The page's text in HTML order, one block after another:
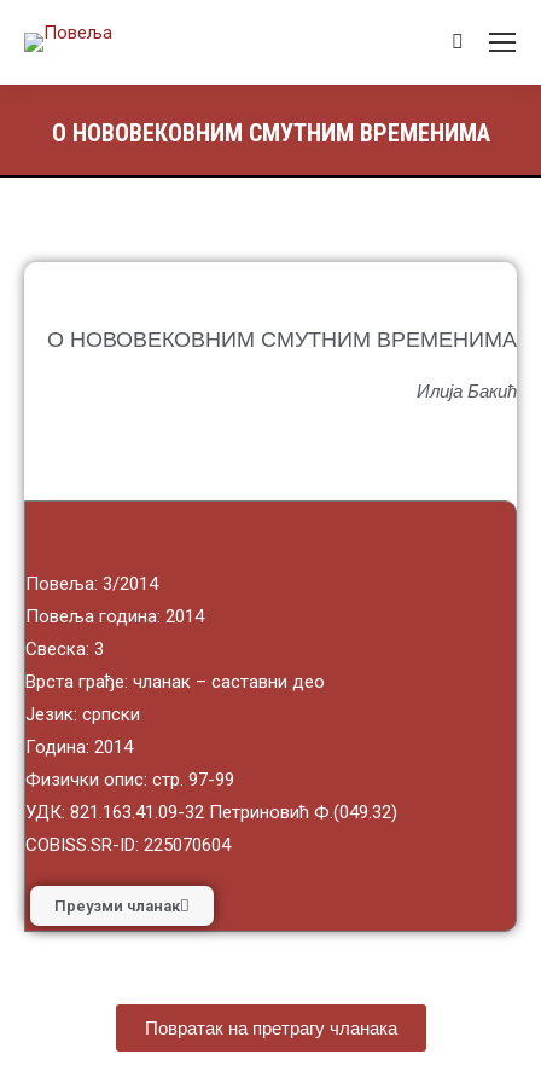
О НОВОВЕКОВНИМ СМУТНИМ ВРЕМЕНИМА
О НОВОВЕКОВНИМ СМУТНИМ ВРЕМЕНИМА
Илија Бакић
Повеља: 3/2014
Повеља година: 2014
Свеска: 3
Врста грађе: чланак – саставни део
Језик: српски
Година: 2014
Физички опис: стр. 97-99
УДК: 821.163.41.09-32 Петриновић Ф.(049.32)
COBISS.SR-ID: 225070604
Преузми чланак
Повратак на претрагу чланака